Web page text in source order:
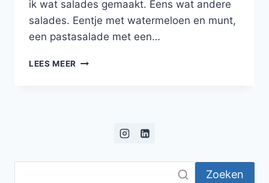
ik wat salades gemaakt. Eens wat andere
salades. Eentje met watermeloen en munt,
een pastasalade met een…
LEES MEER LAUWWARME
GROENTEN
Zoeken